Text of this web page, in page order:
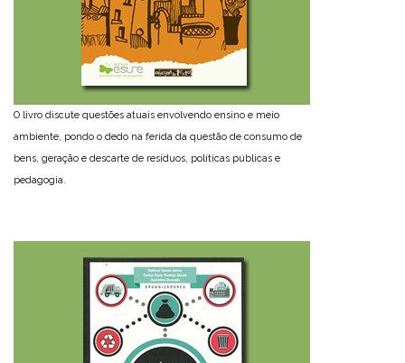
O livro discute questões atuais envolvendo ensino e meio
ambiente, pondo o dedo na ferida da questão de consumo de
bens, geração e descarte de resíduos, políticas públicas e
pedagogia.